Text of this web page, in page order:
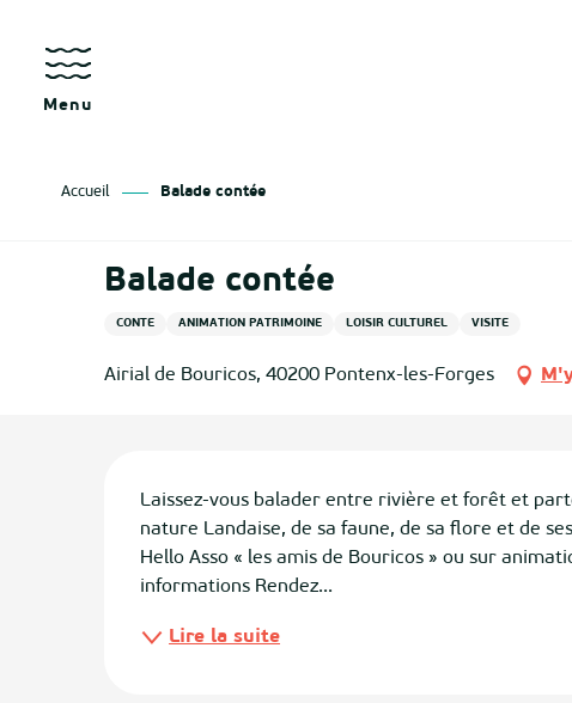
contenu
principal
Menu
Accueil Balade contée
Balade contée
CONTE ANIMATION PATRIMOINE LOISIR CULTUREL VISITE
Airial de Bouricos, 40200 Pontenx-les-Forges
Laissez-vous balader entre rivière et forêt et
nature Landaise, de sa faune, de sa flore et de
Hello Asso « les amis de Bouricos » ou sur
informations Rendez...
Lire la suite